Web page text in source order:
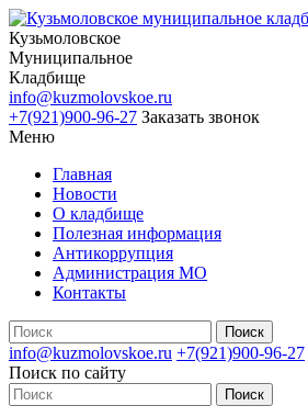
Кузьмоловское
Муниципальное
Кладбище
info@kuzmolovskoe.ru
+7(921)900-96-27 Заказать звонок
Меню
Главная
Новости
О кладбище
Полезная информация
Антикоррупция
Администрация МО
Контакты
info@kuzmolovskoe.ru +7(921)900-96-27
Поиск по сайту